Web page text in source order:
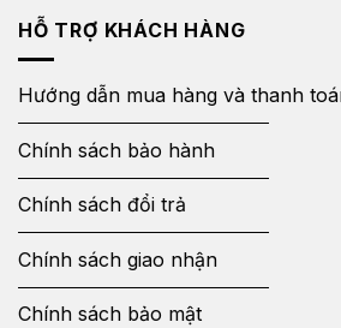
HỖ TRỢ KHÁCH HÀNG
Hướng dẫn mua hàng và thanh
Chính sách bảo hành
Chính sách đổi trả
Chính sách giao nhận
Chính sách bảo mật